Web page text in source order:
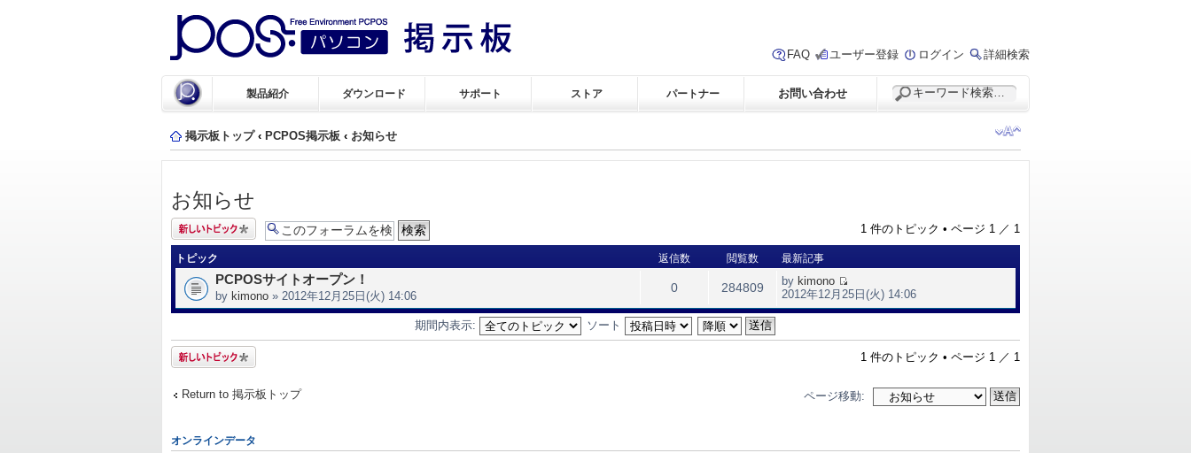
FAQ ユーザー登録 ログイン 詳細検索
製品紹介 ダウンロード サポート ストア パートナー お問い合わせ
掲示板トップ ‹ PCPOS掲示板 ‹ お知らせ
お知らせ
トピックを投稿
する
1 件のトピック • ページ 1 ／ 1
トピック 返信数 閲覧数 最新記事
PCPOSサイトオープン！
by kimono » 2012年12月25日(火) 14:06
0 284809 by kimono
2012年12月25日(火) 14:06
期間内表示: ソート
トピックを投稿
する
1 件のトピック • ページ 1 ／ 1
Return to 掲示板トップ ページ移動:
オンラインデータ